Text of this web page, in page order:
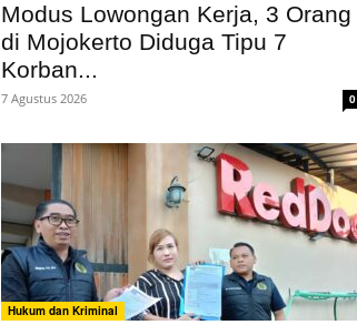
Modus Lowongan Kerja, 3 Orang
di Mojokerto Diduga Tipu 7
Korban...
7 Agustus 2026 0
Hukum dan Kriminal